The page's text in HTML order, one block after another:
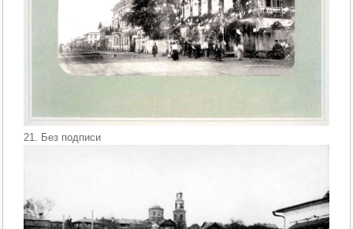
21. Без подписи